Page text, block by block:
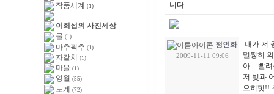
작품세계 (1)
이희섭의 사진세상
물 (1)
마추픽추 (1)
자갈치 (1)
마을 (1)
영월 (55)
도계 (72)
니다..
정인화
2009-11-11 09:06
내가 저
멀쩡히
아 - 빨려
저 빛과
으히힛!!